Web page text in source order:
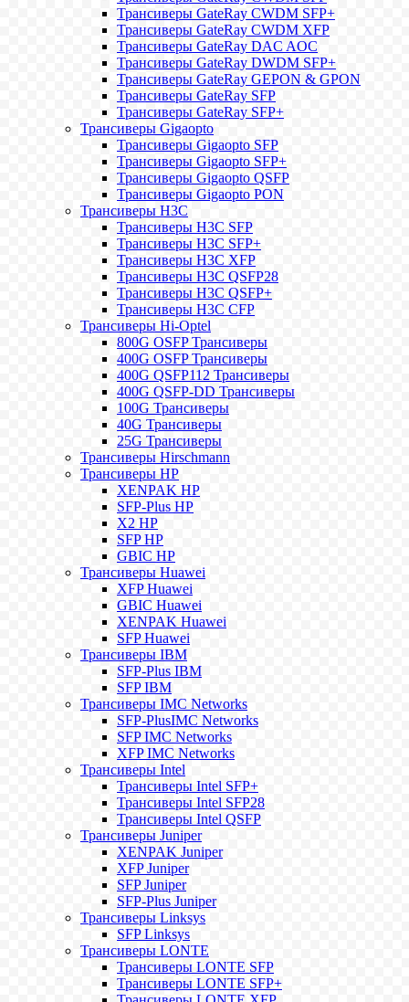
Трансиверы GateRay CWDM SFP+
Трансиверы GateRay CWDM XFP
Трансиверы GateRay DAC AOC
Трансиверы GateRay DWDM SFP+
Трансиверы GateRay GEPON & GPON
Трансиверы GateRay SFP
Трансиверы GateRay SFP+
Трансиверы Gigaopto
Трансиверы Gigaopto SFP
Трансиверы Gigaopto SFP+
Трансиверы Gigaopto QSFP
Трансиверы Gigaopto PON
Трансиверы H3C
Трансиверы H3C SFP
Трансиверы H3C SFP+
Трансиверы H3C XFP
Трансиверы H3C QSFP28
Трансиверы H3C QSFP+
Трансиверы H3C CFP
Трансиверы Hi-Optel
800G OSFP Трансиверы
400G OSFP Трансиверы
400G QSFP112 Трансиверы
400G QSFP-DD Трансиверы
100G Трансиверы
40G Трансиверы
25G Трансиверы
Трансиверы Hirschmann
Трансиверы HP
XENPAK HP
SFP-Plus HP
X2 HP
SFP HP
GBIC HP
Трансиверы Huawei
XFP Huawei
GBIC Huawei
XENPAK Huawei
SFP Huawei
Трансиверы IBM
SFP-Plus IBM
SFP IBM
Трансиверы IMC Networks
SFP-PlusIMC Networks
SFP IMC Networks
XFP IMC Networks
Трансиверы Intel
Трансиверы Intel SFP+
Трансиверы Intel SFP28
Трансиверы Intel QSFP
Трансиверы Juniper
XENPAK Juniper
XFP Juniper
SFP Juniper
SFP-Plus Juniper
Трансиверы Linksys
SFP Linksys
Трансиверы LONTE
Трансиверы LONTE SFP
Трансиверы LONTE SFP+